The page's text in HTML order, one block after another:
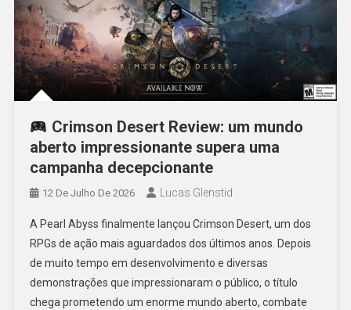
Crimson Desert Review: um mundo
aberto impressionante supera uma
campanha decepcionante
12 De Julho De 2026 Lucas Glenstid
A Pearl Abyss finalmente lançou Crimson Desert, um dos
RPGs de ação mais aguardados dos últimos anos. Depois
de muito tempo em desenvolvimento e diversas
demonstrações que impressionaram o público, o título
chega prometendo um enorme mundo aberto, combate